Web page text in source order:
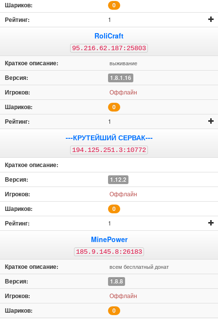
0
1
RoliCraft
95.216.62.187:25803
выживание
1.8.1.16
Оффлайн
0
1
---КРУТЕЙШИЙ СЕРВАК---
194.125.251.3:10772
1.12.2
Оффлайн
0
1
MinePower
185.9.145.8:26183
всем бесплатный донат
1.8.8
Оффлайн
0